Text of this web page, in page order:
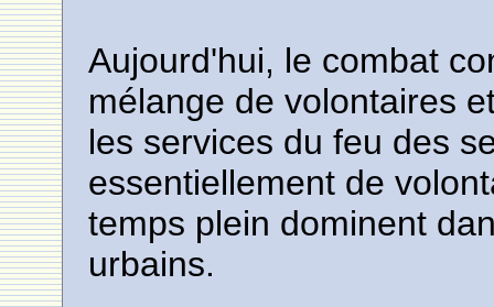
Aujourd'hui, le combat
mélange de volontaires
les services du feu des
essentiellement de
temps plein dominent
urbains.